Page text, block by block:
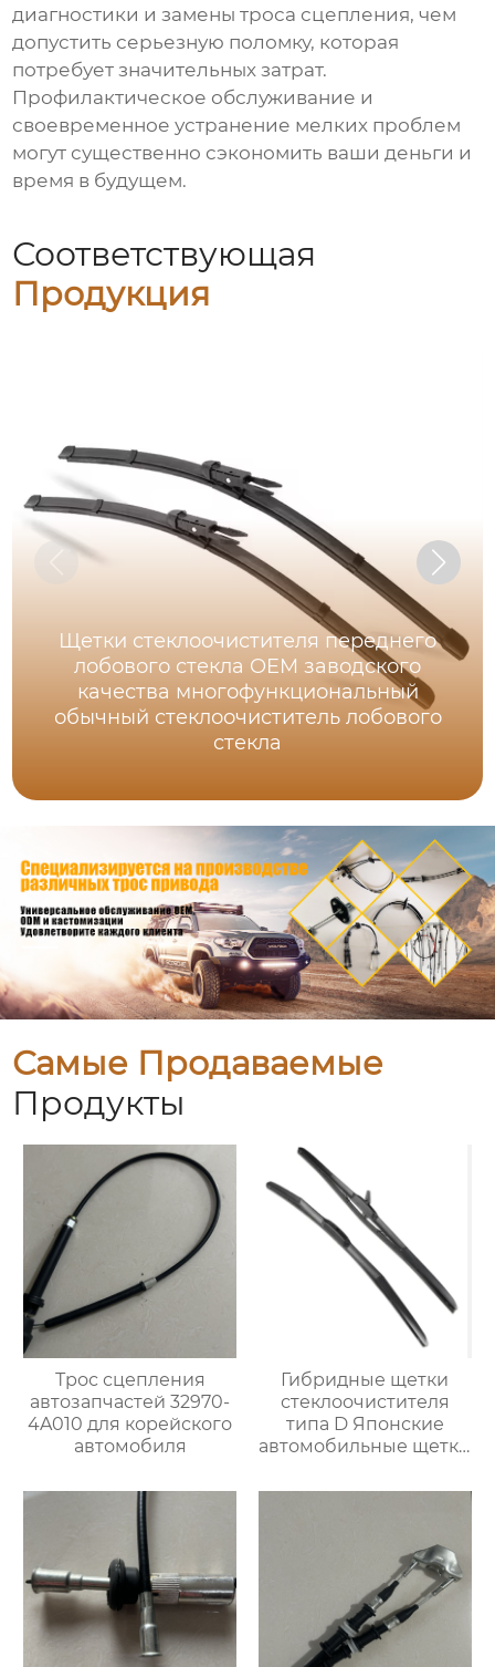
диагностики и замены троса сцепления, чем
допустить серьезную поломку, которая
потребует значительных затрат.
Профилактическое обслуживание и
своевременное устранение мелких проблем
могут существенно сэкономить ваши деньги и
время в будущем.
Соответствующая
Продукция
Щетки стеклоочистителя переднего
лобового стекла OEM заводского
качества многофункциональный
обычный стеклоочиститель лобового
стекла
Самые Продаваемые
Продукты
Трос сцепления
автозапчастей 32970-
4A010 для корейского
автомобиля
Гибридные щетки
стеклоочистителя
типа D Японские
автомобильные щетки
OEM-